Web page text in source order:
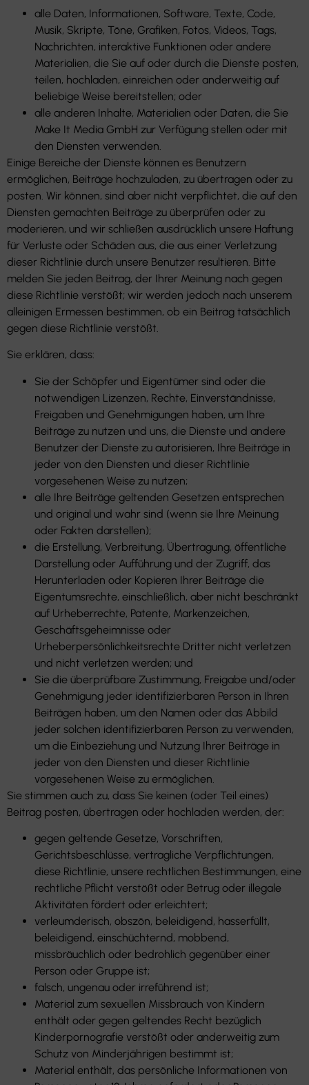
alle Daten, Informationen, Software, Texte, Code,
Musik, Skripte, Töne, Grafiken, Fotos, Videos, Tags,
Nachrichten, interaktive Funktionen oder andere
Materialien, die Sie auf oder durch die Dienste posten,
teilen, hochladen, einreichen oder anderweitig auf
beliebige Weise bereitstellen; oder
alle anderen Inhalte, Materialien oder Daten, die Sie
Make It Media GmbH zur Verfügung stellen oder mit
den Diensten verwenden.
Einige Bereiche der Dienste können es Benutzern
ermöglichen, Beiträge hochzuladen, zu übertragen oder zu
posten. Wir können, sind aber nicht verpflichtet, die auf den
Diensten gemachten Beiträge zu überprüfen oder zu
moderieren, und wir schließen ausdrücklich unsere Haftung
für Verluste oder Schäden aus, die aus einer Verletzung
dieser Richtlinie durch unsere Benutzer resultieren. Bitte
melden Sie jeden Beitrag, der Ihrer Meinung nach gegen
diese Richtlinie verstößt; wir werden jedoch nach unserem
alleinigen Ermessen bestimmen, ob ein Beitrag tatsächlich
gegen diese Richtlinie verstößt.
Sie erklären, dass:
Sie der Schöpfer und Eigentümer sind oder die
notwendigen Lizenzen, Rechte, Einverständnisse,
Freigaben und Genehmigungen haben, um Ihre
Beiträge zu nutzen und uns, die Dienste und andere
Benutzer der Dienste zu autorisieren, Ihre Beiträge in
jeder von den Diensten und dieser Richtlinie
vorgesehenen Weise zu nutzen;
alle Ihre Beiträge geltenden Gesetzen entsprechen
und original und wahr sind (wenn sie Ihre Meinung
oder Fakten darstellen);
die Erstellung, Verbreitung, Übertragung, öffentliche
Darstellung oder Aufführung und der Zugriff, das
Herunterladen oder Kopieren Ihrer Beiträge die
Eigentumsrechte, einschließlich, aber nicht beschränkt
auf Urheberrechte, Patente, Markenzeichen,
Geschäftsgeheimnisse oder
Urheberpersönlichkeitsrechte Dritter nicht verletzen
und nicht verletzen werden; und
Sie die überprüfbare Zustimmung, Freigabe und/oder
Genehmigung jeder identifizierbaren Person in Ihren
Beiträgen haben, um den Namen oder das Abbild
jeder solchen identifizierbaren Person zu verwenden,
um die Einbeziehung und Nutzung Ihrer Beiträge in
jeder von den Diensten und dieser Richtlinie
vorgesehenen Weise zu ermöglichen.
Sie stimmen auch zu, dass Sie keinen (oder Teil eines)
Beitrag posten, übertragen oder hochladen werden, der:
gegen geltende Gesetze, Vorschriften,
Gerichtsbeschlüsse, vertragliche Verpflichtungen,
diese Richtlinie, unsere rechtlichen Bestimmungen, eine
rechtliche Pflicht verstößt oder Betrug oder illegale
Aktivitäten fördert oder erleichtert;
verleumderisch, obszön, beleidigend, hasserfüllt,
beleidigend, einschüchternd, mobbend,
missbräuchlich oder bedrohlich gegenüber einer
Person oder Gruppe ist;
falsch, ungenau oder irreführend ist;
Material zum sexuellen Missbrauch von Kindern
enthält oder gegen geltendes Recht bezüglich
Kinderpornografie verstößt oder anderweitig zum
Schutz von Minderjährigen bestimmt ist;
Material enthält, das persönliche Informationen von